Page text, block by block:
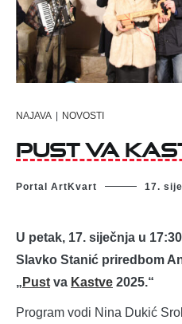
NAJAVA | NOVOSTI
Pust va
Portal ArtKvart 17.
U petak, 17. siječnja u
Slavko Stanić priredbom
„ Pust va Kastve 2025.“
Program vodi Nina Dukić